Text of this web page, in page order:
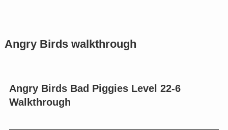
Angry Birds walkthrough
Angry Birds Bad Piggies Level 22-6
Walkthrough